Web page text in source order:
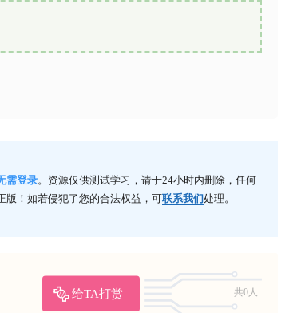
需登录。资源仅供测试学习，请于24小时内删除，任何
版！如若侵犯了您的合法权益，可联系我们处理。
给TA打赏
共0人